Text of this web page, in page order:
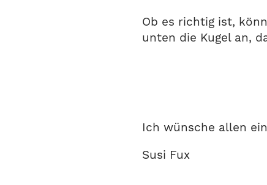
Ob es richtig ist,
unten die Kugel an,
Ich wünsche allen
Susi Fux